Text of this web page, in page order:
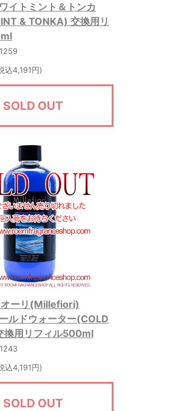
イトミント＆トンカ
& TONKA) 交換用リ
込4,191円)
SOLD OUT
オーリ(Millefiori)
ルドウォーター(COLD
換用リフィル500ml
込4,191円)
SOLD OUT